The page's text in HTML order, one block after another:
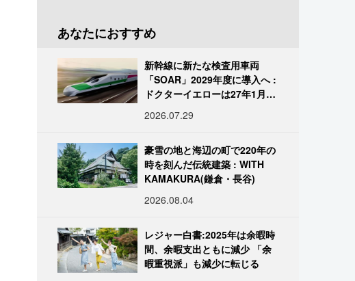
あなたにおすすめ
新幹線に新たな検査用車両
「SOAR」2029年度に導入へ :
ドクターイエローは27年1月に
2026.07.29
豪雪の地と海辺の町で220年の
時を刻んだ伝統建築 : WITH
KAMAKURA(鎌倉・長谷)
2026.08.04
レジャー白書:2025年は余暇時
間、余暇支出ともに減少 「余
暇重視派」も減少に転じる